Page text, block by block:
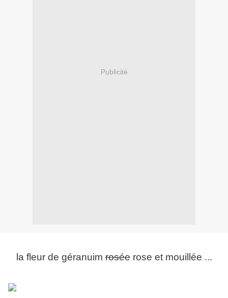
Publicité
la fleur de géranuimroséerose et mouillée ...